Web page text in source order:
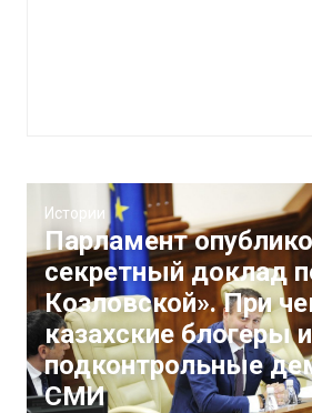
Истории
Парламент
секретный доклад
Козловской». При
казахские блогеры и
подконтрольные
СМИ